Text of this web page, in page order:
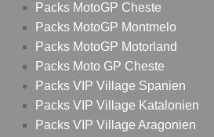
Packs MotoGP Cheste
Packs MotoGP Montmelo
Packs MotoGP Motorland
Packs Moto GP Cheste
Packs VIP Village Spanien
Packs VIP Village Katalonien
Packs VIP Village Aragonien